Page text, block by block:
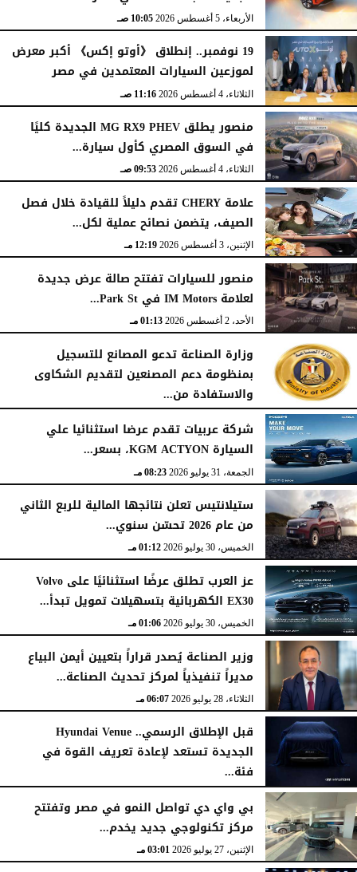
الأربعاء، 5 أغسطس 2026 10:05 صـ
19 نوفمبر.. إنطلاق 《أوتو إكس》 أكبر معرض
لموزعين السيارات المعتمدين في مصر
الثلاثاء، 4 أغسطس 2026 11:16 صـ
منصور يطلق MG RX9 PHEV الجديدة كليًا
في السوق المصري كأول سيارة...
الثلاثاء، 4 أغسطس 2026 09:53 صـ
علامة CHERY تقدم دليلاً للقيادة خلال فصل
الصيف، يتضمن نصائح عملية لكل...
الإثنين، 3 أغسطس 2026 12:19 مـ
منصور للسيارات تفتتح صالة عرض جديدة
لعلامة IM Motors في Park St...
الأحد، 2 أغسطس 2026 01:13 مـ
وزارة الصناعة تدعو المصانع للتسجيل
بمنظومة دعم المصنعين لتقديم الشكاوى
والاستفادة من...
السبت، 1 أغسطس 2026
شركة عربيات تقدم عرضا استثنائيا علي
السيارة KGM ACTYON، بسعر...
الجمعة، 31 يوليو 2026 08:23 مـ
ستيلانتيس تعلن نتائجها المالية للربع الثاني
من عام 2026 تحسّن سنوي...
الخميس، 30 يوليو 2026 01:12 مـ
عز العرب تطلق عرضًا استثنائيًا على Volvo
EX30 الكهربائية بتسهيلات تمويل تبدأ...
الخميس، 30 يوليو 2026 01:06 مـ
وزير الصناعة يُصدر قراراً بتعيين أيمن البياع
مديراً تنفيذياً لمركز تحديث الصناعة...
الثلاثاء، 28 يوليو 2026 06:07 مـ
قبل الإطلاق الرسمي.. Hyundai Venue
الجديدة تستعد لإعادة تعريف القوة في
فئة...
الثلاثاء، 28 يوليو 2026 12:28 مـ
بي واي دي تواصل النمو في مصر وتفتتح
مركز تكنولوجي جديد يخدم...
الإثنين، 27 يوليو 2026 03:01 مـ